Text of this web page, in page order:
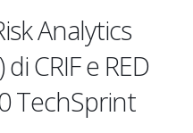
Analytics
di CRIF e RED
TechSprint